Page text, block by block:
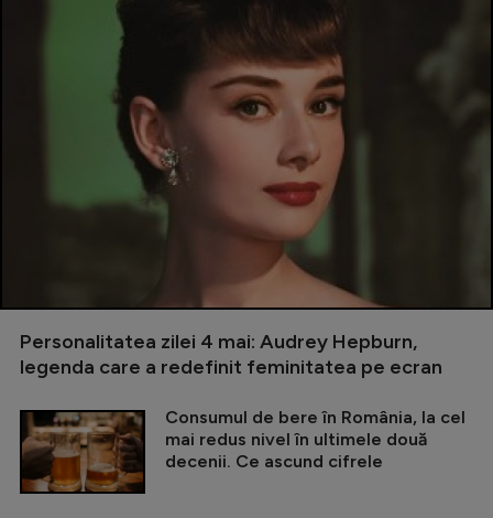
Personalitatea zilei 4 mai: Audrey Hepburn,
legenda care a redefinit feminitatea pe ecran
Consumul de bere în România, la cel
mai redus nivel în ultimele două
decenii. Ce ascund cifrele